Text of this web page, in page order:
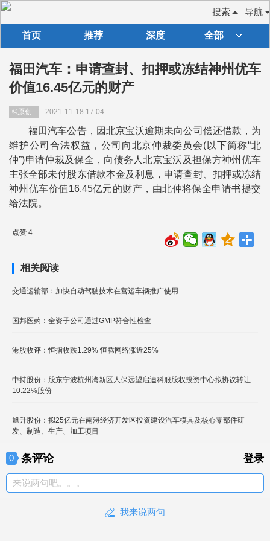
导航
搜索
首页 推荐 深度 全部
福田汽车：申请查封、扣押或冻结神州优车
价值16.45亿元的财产
©原创 2021-11-18 17:04
福田汽车公告，因北京宝沃逾期未向公司偿还借款，为
维护公司合法权益，公司向北京仲裁委员会(以下简称“北
仲”)申请仲裁及保全，向债务人北京宝沃及担保方神州优车
主张全部未付股东借款本金及利息，申请查封、扣押或冻结
神州优车价值16.45亿元的财产，由北仲将保全申请书提交
给法院。
点赞 4
相关阅读
交通运输部：加快自动驾驶技术在营运车辆推广使用
国邦医药：全资子公司通过GMP符合性检查
港股收评：恒指收跌1.29% 恒腾网络涨近25%
中持股份：股东宁波杭州湾新区人保远望启迪科服股权投资中心拟协议转让
10.22%股份
旭升股份：拟25亿元在南浔经济开发区投资建设汽车模具及核心零部件研
发、制造、生产、加工项目
0 条评论 登录
来说两句吧。。。
我来说两句